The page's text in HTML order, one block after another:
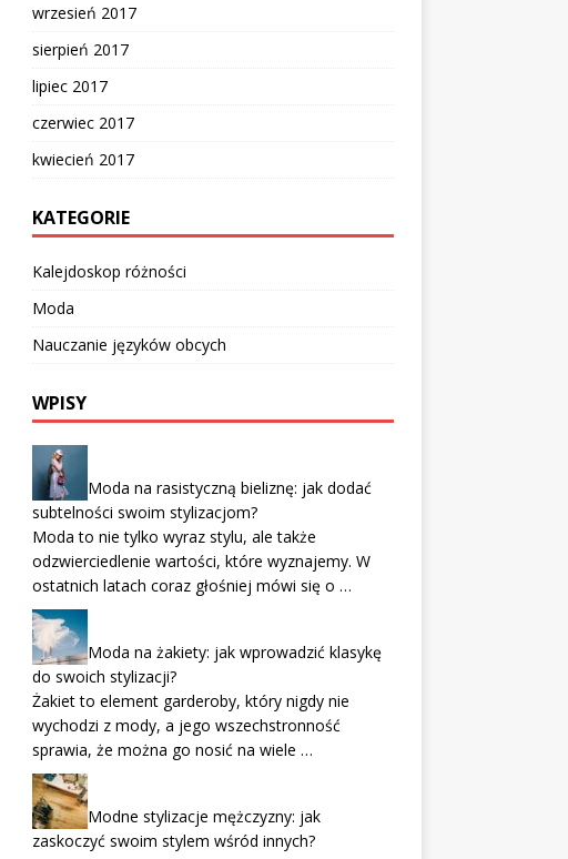
wrzesień 2017
sierpień 2017
lipiec 2017
czerwiec 2017
kwiecień 2017
KATEGORIE
Kalejdoskop różności
Moda
Nauczanie języków obcych
WPISY
Moda na rasistyczną bieliznę: jak dodać
subtelności swoim stylizacjom?
Moda to nie tylko wyraz stylu, ale także
odzwierciedlenie wartości, które wyznajemy. W
ostatnich latach coraz głośniej mówi się o …
Moda na żakiety: jak wprowadzić klasykę
do swoich stylizacji?
Żakiet to element garderoby, który nigdy nie
wychodzi z mody, a jego wszechstronność
sprawia, że można go nosić na wiele …
Modne stylizacje mężczyzny: jak
zaskoczyć swoim stylem wśród innych?